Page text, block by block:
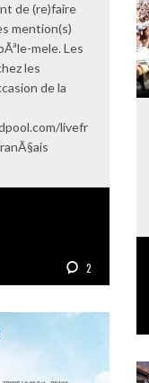
de (re)faire
mention(s)
mele. Les
les
de la
livefr
2